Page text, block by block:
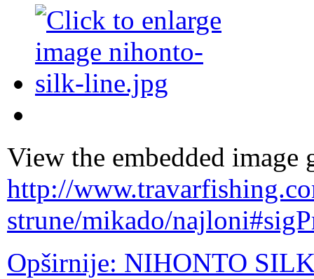
View the embedded image
http://
strune/mikado/
Opširnije: NIHONTO